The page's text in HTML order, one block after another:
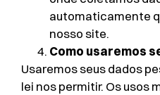
automaticamente
nosso site.
Como usaremos
Usaremos seus dados
lei nos permitir. Os usos